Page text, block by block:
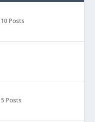
10 Posts
5 Posts